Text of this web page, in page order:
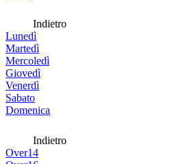
Indietro
Lunedì
Martedì
Mercoledì
Giovedì
Venerdì
Sabato
Domenica
Indietro
Over14